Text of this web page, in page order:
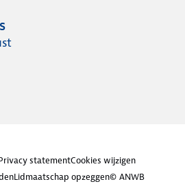
statementCookies wijzigen
Lidmaatschap opzeggen© ANWB